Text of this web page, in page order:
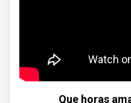
Que horas